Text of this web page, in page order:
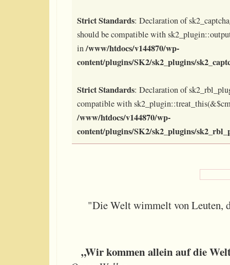
Strict Standards: Declaration of
should be compatible with
in/www/htdocs/v144870/wp-
content/plugins/SK2/sk2_plugins/
Strict Standards: Declaration of
compatible with
/www/htdocs/v144870/wp-
content/plugins/SK2/sk2_plugins/
"Die Welt wimmelt von Leuten,
„Wir kommen allein auf die